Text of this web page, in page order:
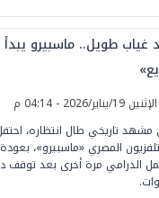
غياب طويل.. ماسبيرو
الإثنين 19/يناير/2026 - 04:14 م
تاريخي طال انتظاره،
المصري «ماسبيرو»،
الدرامي مرة أخرى بعد توقف